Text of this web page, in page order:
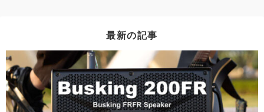
最新の記事